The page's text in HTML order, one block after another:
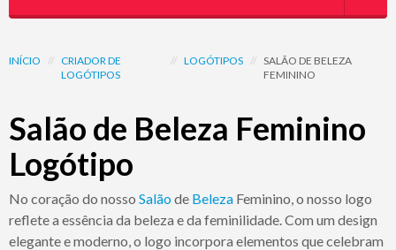
INÍCIO // CRIADOR DE
LOGÓTIPOS
// LOGÓTIPOS // SALÃO DE BELEZA
FEMININO
Salão de Beleza Feminino
Logótipo
No coração do nosso Salãode Beleza Feminino, o nosso logo
reflete a essência da beleza e da feminilidade. Com um design
elegante e moderno, o logo incorpora elementos que celebram